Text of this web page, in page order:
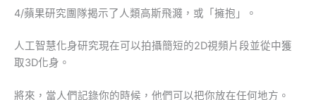
4/蘋果研究團隊揭示了人類高斯飛濺，或「擁抱」。
人工智慧化身研究現在可以拍攝簡短的2D視頻片段並從中獲
取3D化身。
將來，當人們記錄你的時候，他們可以把你放在任何地方。